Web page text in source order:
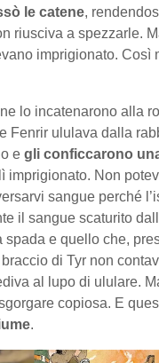
le catene,
riusciva a spezzarle.
imprigionato. Così
lo incatenarono alla
Fenrir ululava dalla
e gli conficcarono
imprigionato. Non
sangue perché
il sangue scaturito
spada e quello che,
di Tyr non
al lupo di ululare.
copiosa. E
.